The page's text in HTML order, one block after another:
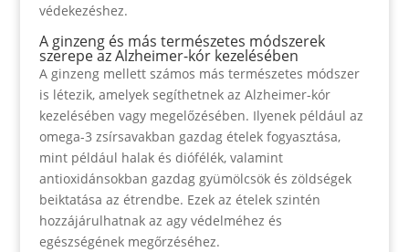
védekezéshez.
A ginzeng és más természetes módszerek
szerepe az Alzheimer-kór kezelésében
A ginzeng mellett számos más természetes módszer
is létezik, amelyek segíthetnek az Alzheimer-kór
kezelésében vagy megelőzésében. Ilyenek például az
omega-3 zsírsavakban gazdag ételek fogyasztása,
mint például halak és diófélék, valamint
antioxidánsokban gazdag gyümölcsök és zöldségek
beiktatása az étrendbe. Ezek az ételek szintén
hozzájárulhatnak az agy védelméhez és
egészségének megőrzéséhez.